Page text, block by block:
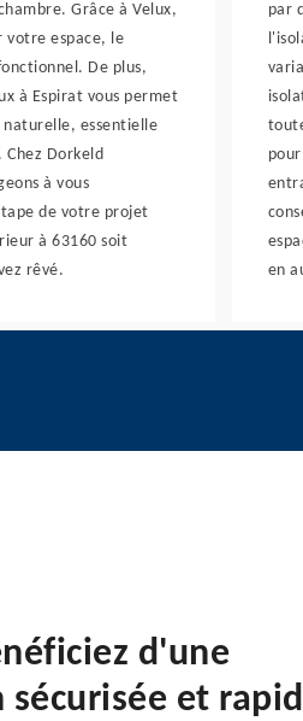
Grâce à Velux,
votre espace, le
De plus,
à Espirat vous permet
essentielle
Chez Dorkeld
à vous
de votre projet
à 63160 soit
rêvé.
par
en
d'une
et